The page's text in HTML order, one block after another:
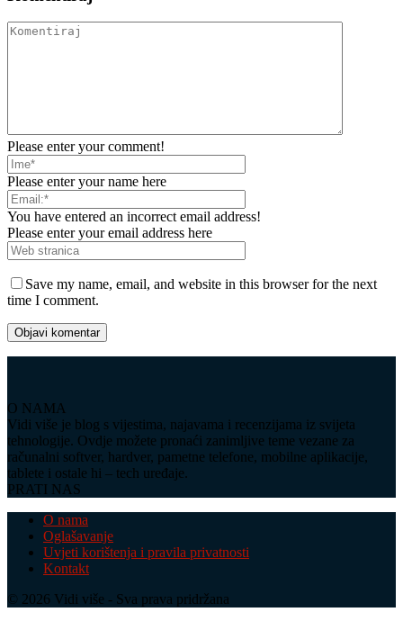
Please enter your comment!
Please enter your name here
You have entered an incorrect email address!
Please enter your email address here
Save my name, email, and website in this browser for the next
time I comment.
O NAMA
Vidi više je blog s vijestima, najavama i recenzijama iz svijeta
tehnologije. Ovdje možete pronaći zanimljive teme vezane za
računalni softver, hardver, pametne telefone, mobilne aplikacije,
tablete i ostale hi – tech uređaje.
PRATI NAS
O nama
Oglašavanje
Uvjeti korištenja i pravila privatnosti
Kontakt
© 2026 Vidi više - Sva prava pridržana